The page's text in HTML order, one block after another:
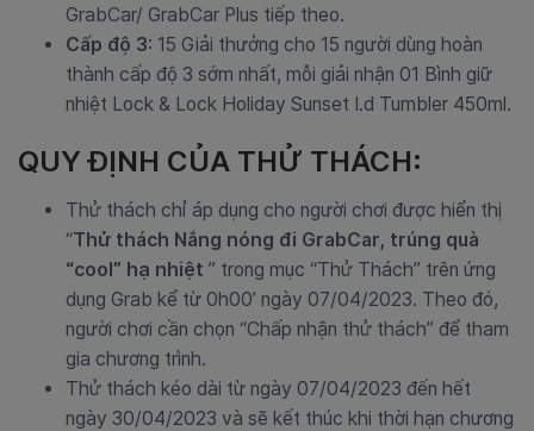
GrabCar/ GrabCar Plus tiếp theo.
Cấp độ 3: 15 Giải thưởng cho 15 người dùng hoàn
thành cấp độ 3 sớm nhất, mỗi giải nhận 01 Bình giữ
nhiệt Lock & Lock Holiday Sunset I.d Tumbler 450ml.
QUY ĐỊNH CỦA THỬ THÁCH:
Thử thách chỉ áp dụng cho người chơi được hiển thị
“Thử thách Nắng nóng đi GrabCar, trúng quà
“cool” hạ nhiệt ” trong mục “Thử Thách” trên ứng
dụng Grab kể từ 0h00’ ngày 07/04/2023. Theo đó,
người chơi cần chọn “Chấp nhận thử thách” để tham
gia chương trình.
Thử thách kéo dài từ ngày 07/04/2023 đến hết
ngày 30/04/2023 và sẽ kết thúc khi thời hạn chương